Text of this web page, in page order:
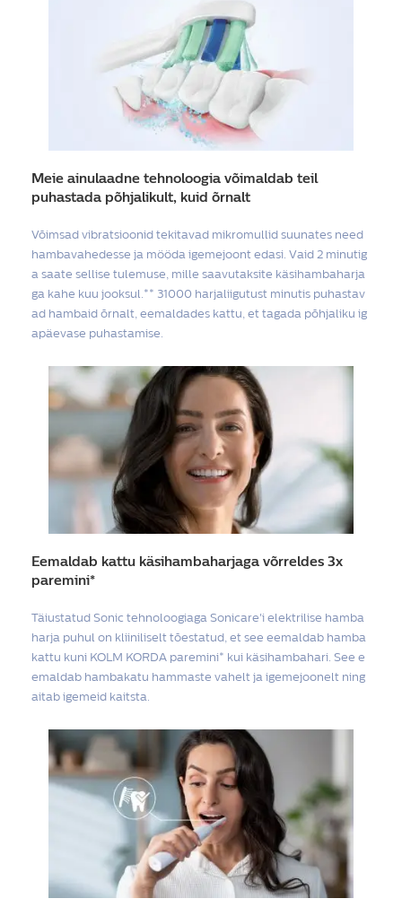
Meie ainulaadne tehnoloogia võimaldab teil
puhastada põhjalikult, kuid õrnalt
Võimsad vibratsioonid tekitavad mikromullid suunates need
hambavahedesse ja mööda igemejoont edasi. Vaid 2 minutig
a saate sellise tulemuse, mille saavutaksite käsihambaharja
ga kahe kuu jooksul.** 31000 harjaliigutust minutis puhastav
ad hambaid õrnalt, eemaldades kattu, et tagada põhjaliku ig
apäevase puhastamise.
Eemaldab kattu käsihambaharjaga võrreldes 3x
paremini*
Täiustatud Sonic tehnoloogiaga Sonicare'i elektrilise hamba
harja puhul on kliiniliselt tõestatud, et see eemaldab hamba
kattu kuni KOLM KORDA paremini* kui käsihambahari. See e
emaldab hambakatu hammaste vahelt ja igemejoonelt ning
aitab igemeid kaitsta.